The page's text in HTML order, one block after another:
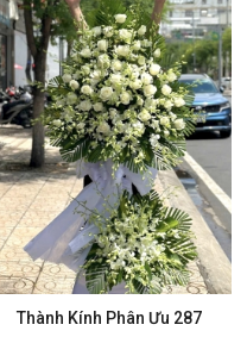
Thành Kính Phân Ưu 287
Mua ngay